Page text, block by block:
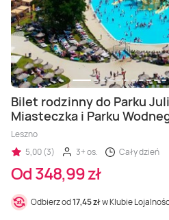
Bilet rodzinny do Parku
Miasteczka i Parku
Leszno
5,00 (3)
3+ os. Cały dzień
Od 348,99 zł
Odbierz od17,45 złw Klubie